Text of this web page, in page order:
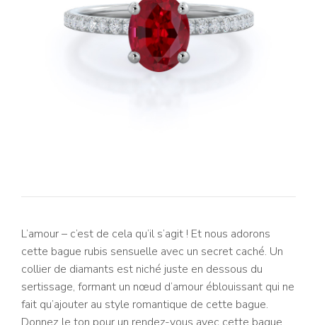
L’amour – c’est de cela qu’il s’agit ! Et nous adorons
cette bague rubis sensuelle avec un secret caché. Un
collier de diamants est niché juste en dessous du
sertissage, formant un nœud d’amour éblouissant qui ne
fait qu’ajouter au style romantique de cette bague.